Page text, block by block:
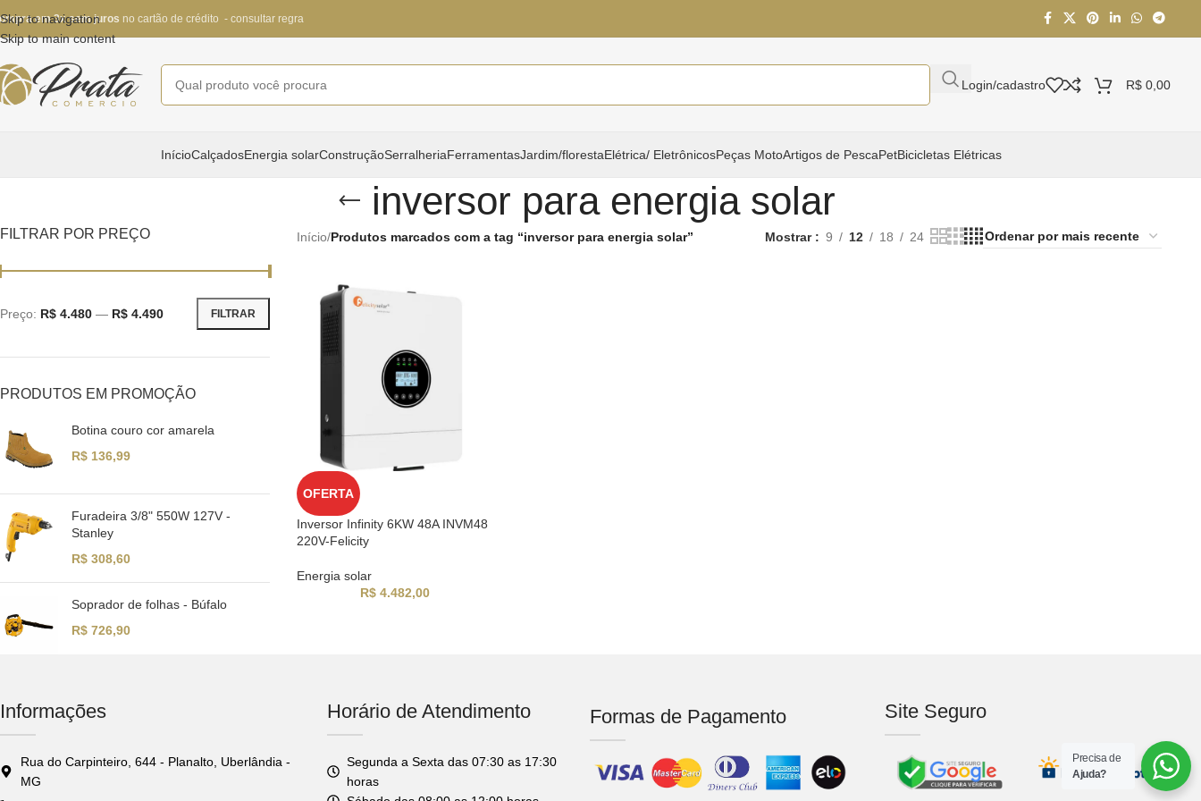
Skip to navigation
Skip to main content
em 3x sem juros no cartão de crédito - consultar regra
Login/cadastro R$ 0,00
InícioCalçadosEnergia solarConstruçãoSerralheriaFerramentasJardim/florestaElétrica/ EletrônicosPeças MotoArtigos de PescaPetBicicletas Elétricas
inversor para energia solar
FILTRAR POR PREÇO
FILTRAR
Preço: R$ 4.480 — R$ 4.490
PRODUTOS EM PROMOÇÃO
Botina couro cor amarela
R$ 136,99
Furadeira 3/8" 550W 127V -
Stanley
R$ 308,60
Soprador de folhas - Búfalo
R$ 726,90
Início/Produtos marcados com a tag “inversor para energia solar” Mostrar 9 12 18 24
OFERTA
Inversor Infinity 6KW 48A INVM48
220V-Felicity
Energia solar
R$ 4.482,00
Informações
Rua do Carpinteiro, 644 - Planalto, Uberlândia -
MG
Horário de Atendimento
Segunda a Sexta das 07:30 as 17:30
horas
Formas de Pagamento Site Seguro
Precisa de
Ajuda?